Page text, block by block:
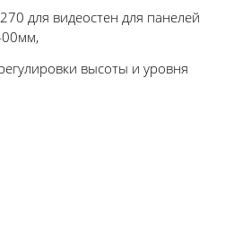
для видеостен для панелей
высоты и уровня